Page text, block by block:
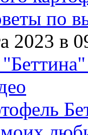
по
2023 в